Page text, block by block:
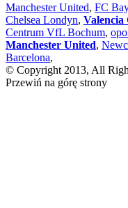
Manchester United, FC
Chelsea Londyn, Valencia
Centrum VfL Bochum,
Manchester United,
Barcelona,
© Copyright 2013, All
Przewiń na górę strony